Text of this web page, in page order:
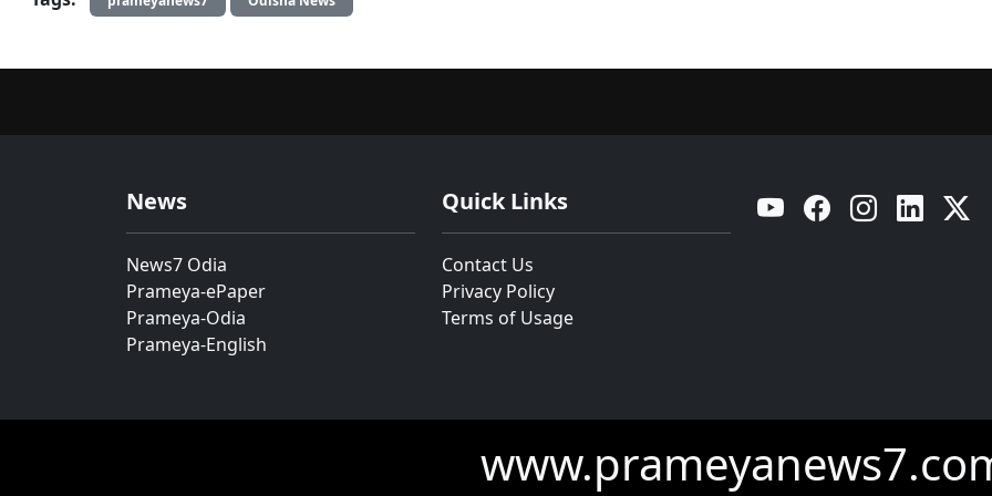
News
News7 Odia
Prameya-ePaper
Prameya-Odia
Prameya-English
Quick Links
Contact Us
Privacy Policy
Terms of Usage
YouTube Facebook Instagram